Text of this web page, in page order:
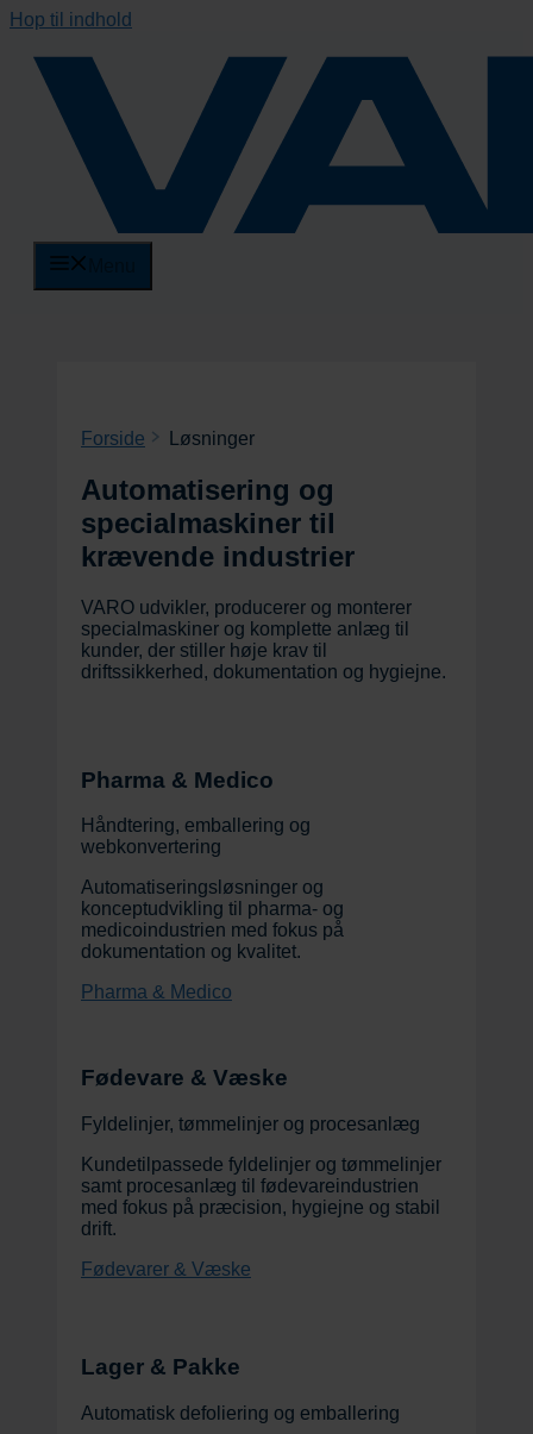
Hop til indhold
Forside Løsninger
Automatisering og
specialmaskiner til
krævende industrier
VARO udvikler, producerer og monterer
specialmaskiner og komplette anlæg til
kunder, der stiller høje krav til
driftssikkerhed, dokumentation og hygiejne.
Pharma & Medico
Håndtering, emballering og
webkonvertering ​
Automatiseringsløsninger og
konceptudvikling til pharma- og
medicoindustrien med fokus på
dokumentation og kvalitet.
Pharma & Medico
Fødevare & Væske
Fyldelinjer, tømmelinjer og procesanlæg
Kundetilpassede fyldelinjer og tømmelinjer
samt procesanlæg til fødevareindustrien
med fokus på præcision, hygiejne og stabil
drift.
Fødevarer & Væske
Lager & Pakke
Automatisk defoliering og emballering